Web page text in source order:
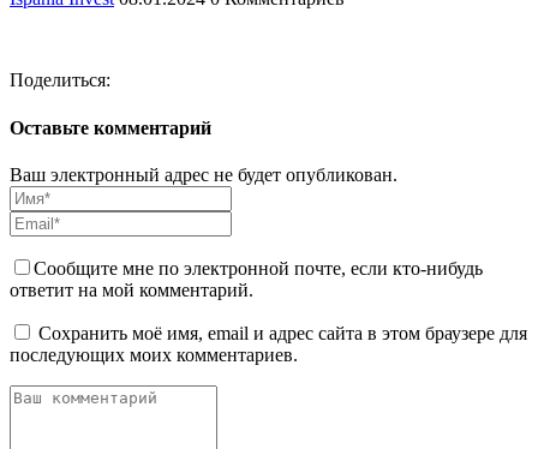
Поделиться:
Оставьте комментарий
Ваш электронный адрес не будет опубликован.
Сообщите мне по электронной почте, если кто-нибудь
ответит на мой комментарий.
Сохранить моё имя, email и адрес сайта в этом браузере для
последующих моих комментариев.